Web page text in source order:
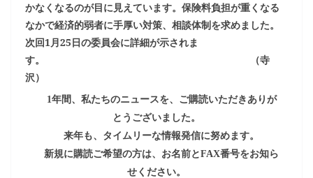
かなくなるのが目に見えています。保険料負担が重くなる
なかで経済的弱者に手厚い対策、相談体制を求めました。
次回1月25日の委員会に詳細が示されま
す。 （寺
沢）
1年間、私たちのニュースを、ご購読いただきありが
とうございました。
来年も、タイムリーな情報発信に努めます。
新規に購読ご希望の方は、お名前とFAX番号をお知ら
せください。